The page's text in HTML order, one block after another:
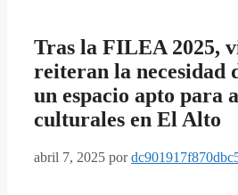
Tras la FILEA 2025,
reiteran la necesidad
un espacio apto para
culturales en El Alto
abril 7, 2025 por